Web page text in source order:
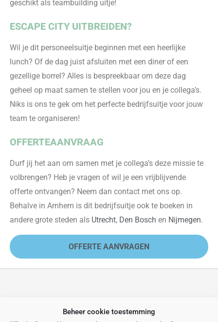
Beheer cookie toestemming
geschikt als teambuilding uitje!
ESCAPE CITY UITBREIDEN?
Wil je dit personeelsuitje beginnen met een heerlijke
lunch? Of de dag juist afsluiten met een diner of een
gezellige borrel? Alles is bespreekbaar om deze dag
geheel op maat samen te stellen voor jou en je collega’s.
Niks is ons te gek om het perfecte bedrijfsuitje voor jouw
team te organiseren!
OFFERTEAANVRAAG
Durf jij het aan om samen met je collega’s deze missie te
volbrengen? Heb je vragen of wil je een vrijblijvende
offerte ontvangen? Neem dan contact met ons op.
Behalve in Arnhem is dit bedrijfsuitje ook te boeken in
andere grote steden als Utrecht, Den Bosch en Nijmegen.
OFFERTE AANVRAGEN